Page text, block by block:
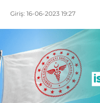
Giriş: 16-06-2023 19:27